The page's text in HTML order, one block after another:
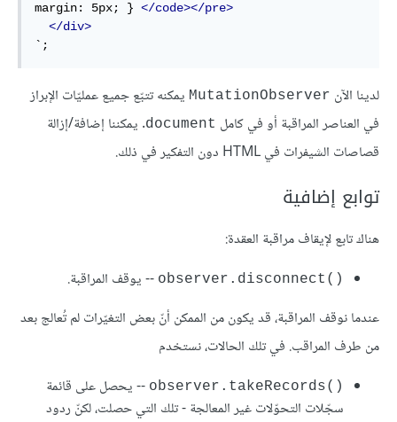
margin: 5px; } </code></pre>
</div>
`;
لدينا الآن MutationObserver يمكنه تتبّع جميع عمليّات الإبراز
في العناصر المراقبة أو في كامل document. يمكننا إضافة/إزالة
قصاصات الشيفرات في HTML دون التفكير في ذلك.
توابع إضافية
هناك تابع لإيقاف مراقبة العقدة:
observer.disconnect()‎ -- يوقف المراقبة.
عندما نوقف المراقبة، قد يكون من الممكن أنّ بعض التغيّرات لم تُعالج بعد
من طرف المراقب. في تلك الحالات، نستخدم
observer.takeRecords()‎ -- يحصل على قائمة
سجّلات التحوّلات غير المعالجة - تلك التي حصلت، لكنّ ردود